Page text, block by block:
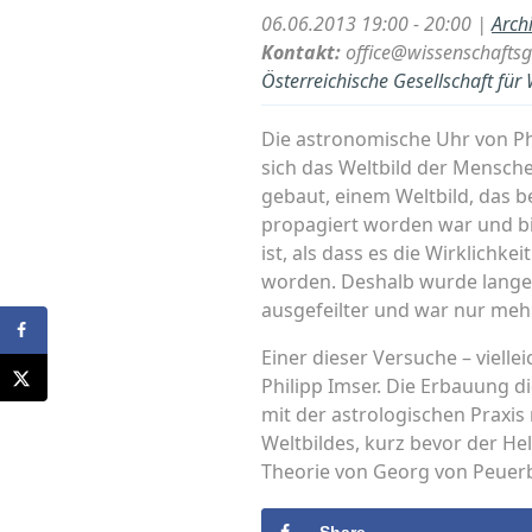
06.06.2013 19:00 - 20:00 |
Kontakt:
Österreichische Gesellschaft für
Die astronomische Uhr von
sich das Weltbild der
gebaut, einem Weltbild, das
propagiert worden war und
ist, als dass es die
worden. Deshalb wurde
ausgefeilter und war nur
Einer dieser Versuche –
Philipp Imser. Die Erbauung
mit der astrologischen
Weltbildes, kurz bevor der
Theorie von Georg von